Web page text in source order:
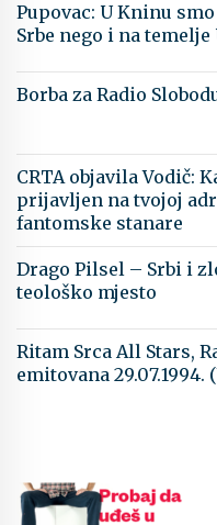
Pupovac: U Kninu
Srbe nego i na temelje
Borba za Radio
CRTA objavila Vodič:
prijavljen na tvojoj
fantomske stanare
Drago Pilsel – Srbi i
teološko mjesto
Ritam Srca All Stars,
emitovana 29.07.1994.